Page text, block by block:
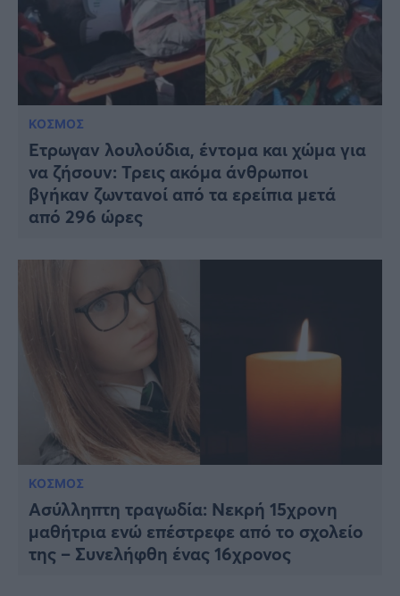
ΚΟΣΜΟΣ
Έτρωγαν λουλούδια, έντομα και χώμα για
να ζήσουν: Τρεις ακόμα άνθρωποι
βγήκαν ζωντανοί από τα ερείπια μετά
από 296 ώρες
ΚΟΣΜΟΣ
Ασύλληπτη τραγωδία: Νεκρή 15χρονη
μαθήτρια ενώ επέστρεφε από το σχολείο
της – Συνελήφθη ένας 16χρονος